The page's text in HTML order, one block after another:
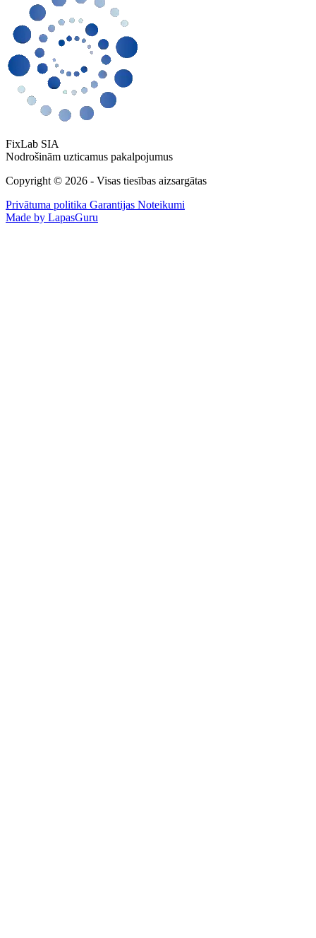
FixLab SIA
Nodrošinām uzticamus pakalpojumus
Copyright © 2026 - Visas tiesības aizsargātas
Privātuma politika Garantijas Noteikumi
Made by LapasGuru